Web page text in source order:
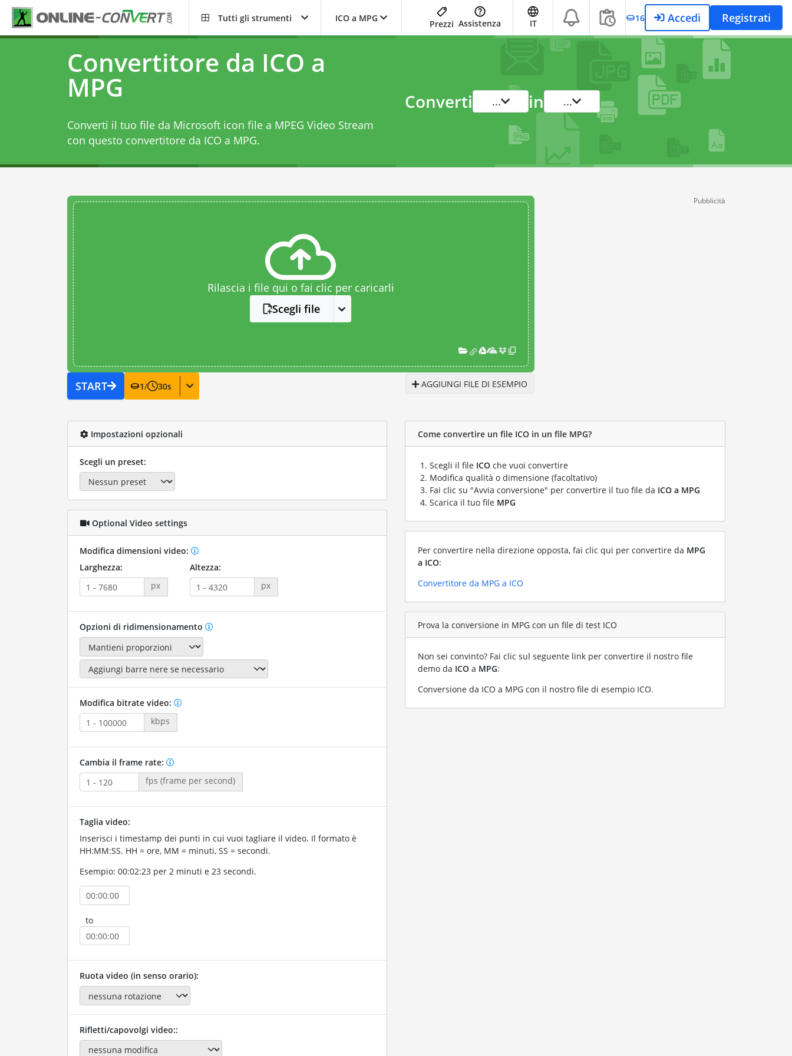
Tutti gli strumenti ICO a MPG
Prezzi Assistenza IT 16 Accedi Registrati
Convertitore da ICO a
MPG
Converti il tuo file da Microsoft icon file a MPEG Video Stream
con questo convertitore da ICO a MPG.
Converti ... in ...
Rilascia i file qui o fai clic per caricarli
Scegli file
START 1/ 30s AGGIUNGI FILE DI ESEMPIO
Pubblicità
Impostazioni opzionali
Scegli un preset:
Optional Video settings
Modifica dimensioni video:
Larghezza:
px
Altezza:
px
Opzioni di ridimensionamento
Modifica bitrate video:
kbps
Cambia il frame rate:
fps (frame per second)
Taglia video:
Inserisci i timestamp dei punti in cui vuoi tagliare il video. Il formato è
HH:MM:SS. HH = ore, MM = minuti, SS = secondi.
Esempio: 00:02:23 per 2 minuti e 23 secondi.
to
Ruota video (in senso orario):
Rifletti/capovolgi video::
Come convertire un file ICO in un file MPG?
Scegli il file ICO che vuoi convertire
Modifica qualità o dimensione (facoltativo)
Fai clic su "Avvia conversione" per convertire il tuo file da ICO a MPG
Scarica il tuo file MPG
Per convertire nella direzione opposta, fai clic qui per convertire da MPG
a ICO:
Convertitore da MPG a ICO
Prova la conversione in MPG con un file di test ICO
Non sei convinto? Fai clic sul seguente link per convertire il nostro file
demo da ICO a MPG:
Conversione da ICO a MPG con il nostro file di esempio ICO.